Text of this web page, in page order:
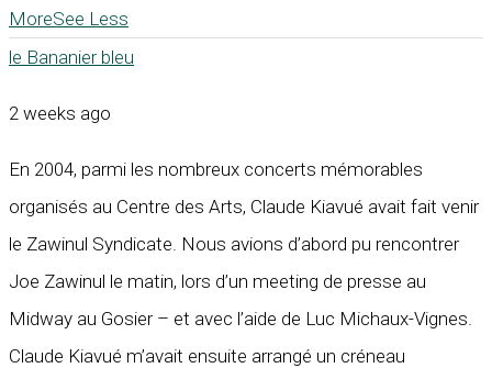
MoreSee Less
le Bananier bleu
2 weeks ago
En 2004, parmi les nombreux concerts mémorables
organisés au Centre des Arts, Claude Kiavué avait fait venir
le Zawinul Syndicate. Nous avions d’abord pu rencontrer
Joe Zawinul le matin, lors d’un meeting de presse au
Midway au Gosier – et avec l’aide de Luc Michaux-Vignes.
Claude Kiavué m’avait ensuite arrangé un créneau